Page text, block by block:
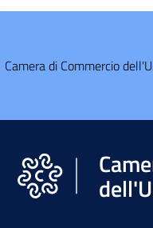
Camera di Commercio